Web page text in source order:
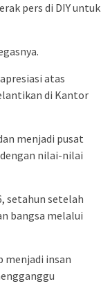
pers di DIY untuk
atas
di Kantor
menjadi pusat
nilai-nilai
setahun setelah
bangsa melalui
menjadi insan